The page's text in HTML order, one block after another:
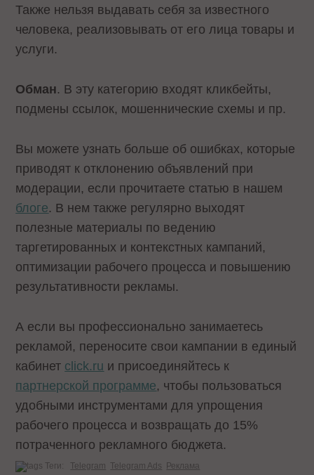
Также нельзя выдавать себя за известного
человека, реализовывать от его лица товары и
услуги.
Обман. В эту категорию входят кликбейты,
подмены ссылок, мошеннические схемы и пр.
Вы можете узнать больше об ошибках, которые
приводят к отклонению объявлений при
модерации, если прочитаете статью в нашем
блоге. В нем также регулярно выходят
полезные материалы по ведению
таргетированных и контекстных кампаний,
оптимизации рабочего процесса и повышению
результативности рекламы.
А если вы профессионально занимаетесь
рекламой, переносите свои кампании в единый
кабинет click.ru и присоединяйтесь к
партнерской программе, чтобы пользоваться
удобными инструментами для упрощения
рабочего процесса и возвращать до 15%
потраченного рекламного бюджета.
Теги: Telegram Telegram Ads Реклама